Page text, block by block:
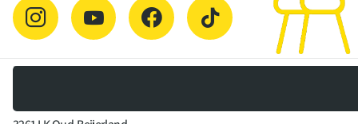
DOMINIKQ